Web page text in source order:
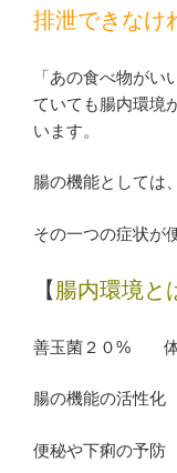
排泄できなけ
「あの食べ物が
ていても腸内環境
います。
腸の機能としては
その一つの症状が
【 腸内環境と
善玉菌２０% 体
腸の機能の活性化
便秘や下痢の予防